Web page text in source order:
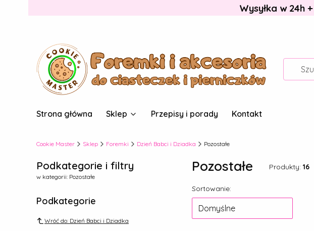
Wysyłka w 24h
Strona główna Sklep Przepisy i porady Kontakt
Cookie Master Sklep Foremki Dzień Babci i Dziadka Pozostałe
Podkategorie i filtry
w kategorii: Pozostałe
Podkategorie
Wróć do: Dzień Babci i Dziadka
Pozostałe Produkty: 16
Lista produktów
Sortowanie:
Domyślne